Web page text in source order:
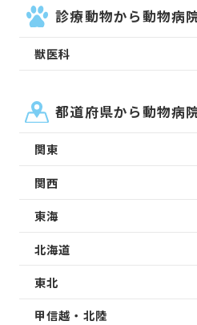
診療動物から動物病
獣医科
都道府県から動物病
関東
関西
東海
北海道
東北
甲信越・北陸